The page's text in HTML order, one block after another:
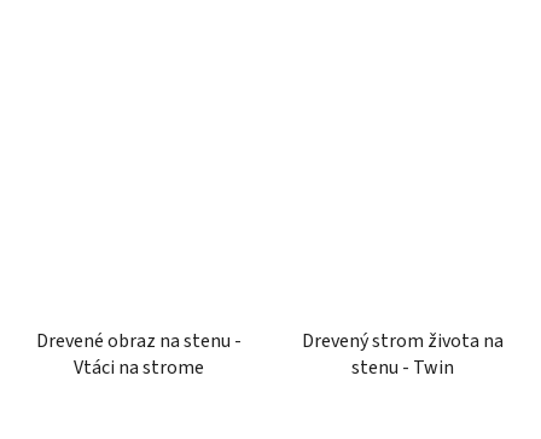
Drevené obraz na stenu -
Vtáci na strome
Drevený strom života na
stenu - Twin